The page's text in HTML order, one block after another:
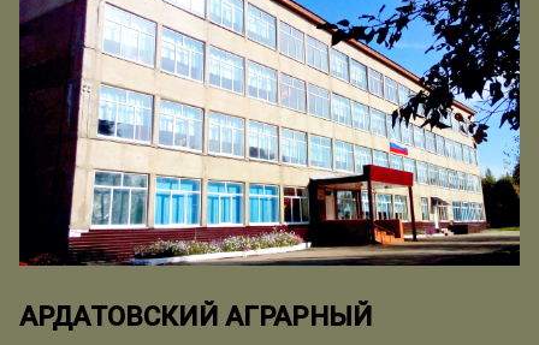
АРДАТОВСКИЙ АГРАРНЫЙ